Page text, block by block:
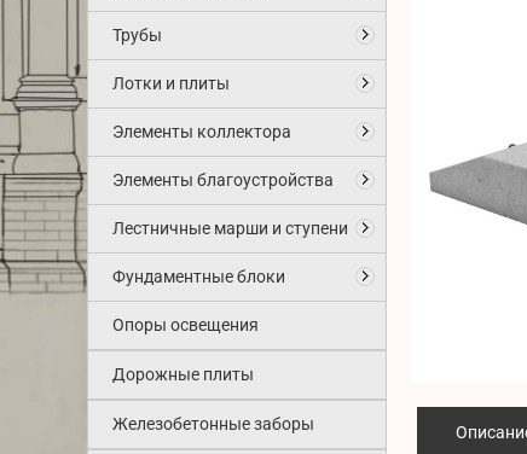
Трубы
Лотки и плиты
Элементы коллектора
Элементы благоустройства
Лестничные марши и ступени
Фундаментные блоки
Опоры освещения
Дорожные плиты
Железобетонные заборы